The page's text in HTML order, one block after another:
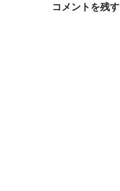
コメントを残す